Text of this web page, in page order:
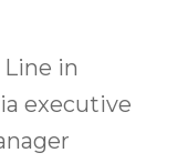
in
executive